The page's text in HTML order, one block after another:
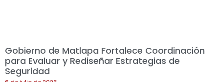
Gobierno de Matlapa Fortalece Coordinación
para Evaluar y Rediseñar Estrategias de
Seguridad